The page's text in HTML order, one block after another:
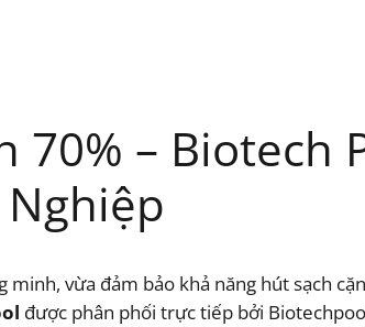
– Biotech
vừa đảm bảo khả năng hút sạch
được phân phối trực tiếp bởi